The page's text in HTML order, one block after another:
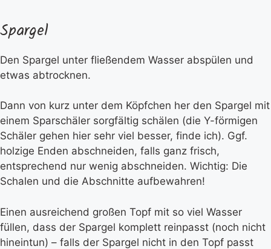
Spargel
Den Spargel unter fließendem Wasser abspülen und
etwas abtrocknen.
Dann von kurz unter dem Köpfchen her den Spargel mit
einem Sparschäler sorgfältig schälen (die Y-förmigen
Schäler gehen hier sehr viel besser, finde ich). Ggf.
holzige Enden abschneiden, falls ganz frisch,
entsprechend nur wenig abschneiden. Wichtig: Die
Schalen und die Abschnitte aufbewahren!
Einen ausreichend großen Topf mit so viel Wasser
füllen, dass der Spargel komplett reinpasst (noch nicht
hineintun) – falls der Spargel nicht in den Topf passt